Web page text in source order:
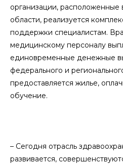
организации, расположенные
области, реализуется
поддержки специалистам.
медицинскому персоналу
единовременные денежные
федерального и
предоставляется жилье,
обучение.
– Сегодня отрасль
развивается,